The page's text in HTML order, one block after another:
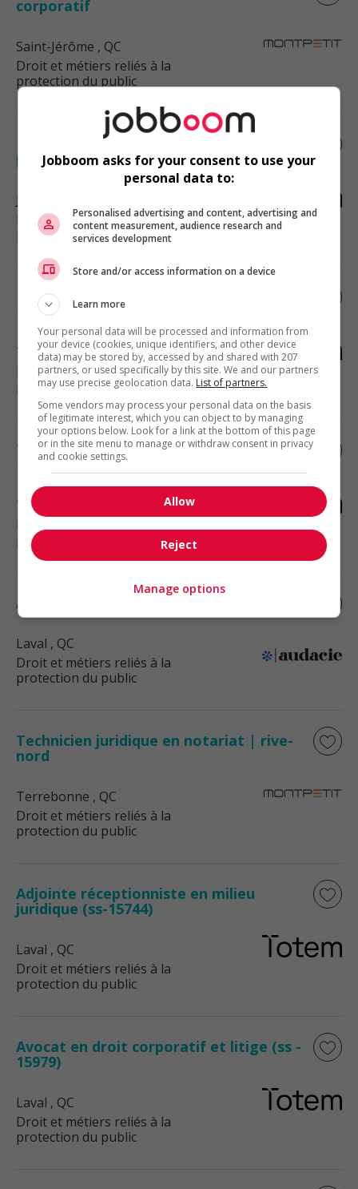
corporatif
Saint-Jérôme , QC
Droit et métiers reliés à la
protection du public
Notaire en immobilier et droit de la
personne (sb - 15909)
Droit et métiers reliés à la
protection du public
Notaire en immobilier, lanaudière (ss -
15967)
Terrebonne, QC
Droit et métiers reliés à la
protection du public
Technicien juridique en immobilier (ss -
15976)
Terrebonne
protection du public
Adjoint / adjointe juridique
Laval , QC
Droit et métiers reliés à la
protection du public
Technicien juridique en notariat | rive-
nord
Terrebonne , QC
Droit et métiers reliés à la
protection du public
Adjointe réceptionniste en milieu
juridique (ss-15744)
Laval , QC
Droit et métiers reliés à la
protection du public
Avocat en droit corporatif et litige (ss -
15979)
Laval , QC
Droit et métiers reliés à la
protection du public
Jobboom asks for your consent to use your
personal data to:
Personalised advertising and content, advertising and
content measurement, audience research and
services development
Store and/or access information on a device
Learn more
Your personal data will be processed and information from
your device (cookies, unique identifiers, and other device
data) may be stored by, accessed by and shared with 207
partners, or used specifically by this site. We and our partners
may use precise geolocation data. List of partners.
Some vendors may process your personal data on the basis
of legitimate interest, which you can object to by managing
your options below. Look for a link at the bottom of this page
or in the site menu to manage or withdraw consent in privacy
and cookie settings.
Allow
Reject
Manage options